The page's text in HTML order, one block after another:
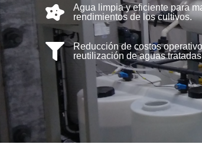

Agua limpia y eficiente para
rendimientos de los cultivos.

Reducción de costos
reutilización de aguas